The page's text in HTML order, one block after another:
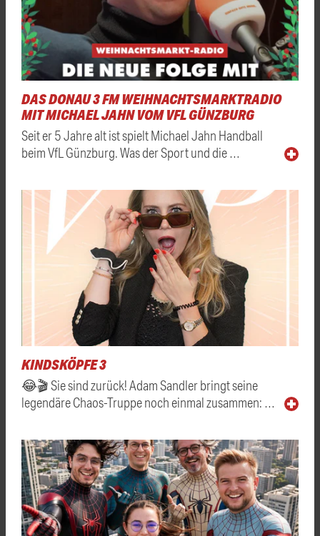
DAS DONAU 3 FM WEIHNACHTSMARKTRADIO
MIT MICHAEL JAHN VOM VFL GÜNZBURG
Seit er 5 Jahre alt ist spielt Michael Jahn Handball
beim VfL Günzburg. Was der Sport und die …
KINDSKÖPFE 3
😂🎬 Sie sind zurück! Adam Sandler bringt seine
legendäre Chaos-Truppe noch einmal zusammen: …